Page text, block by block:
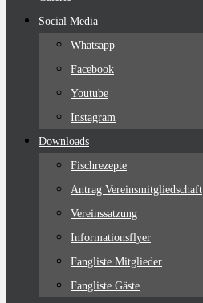
Social Media
Whatsapp
Facebook
Youtube
Instagram
Downloads
Fischrezepte
Antrag Vereinsmitgliedschaft
Vereinssatzung
Informationsflyer
Fangliste Mitglieder
Fangliste Gäste